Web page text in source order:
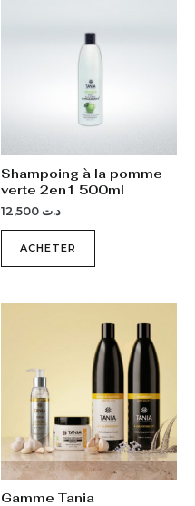
Shampoing à la pomme
verte 2en1 500ml
د.ت
ACHETER
Gamme Tania